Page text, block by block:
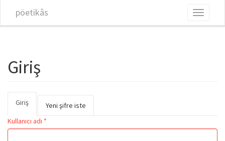
pöetikâs
Toggle
Giriş
Birincil sekmeler
Giriş
Yeni şifre iste
Kullanıcı adı *